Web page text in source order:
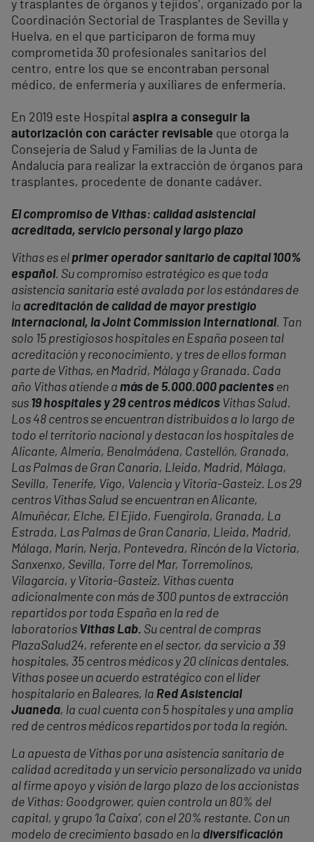
y trasplantes de órganos y tejidos’, organizado por la
Coordinación Sectorial de Trasplantes de Sevilla y
Huelva, en el que participaron de forma muy
comprometida 30 profesionales sanitarios del
centro, entre los que se encontraban personal
médico, de enfermería y auxiliares de enfermería.
En 2019 este Hospital aspira a conseguir la
autorización con carácter revisable que otorga la
Consejería de Salud y Familias de la Junta de
Andalucía para realizar la extracción de órganos para
trasplantes, procedente de donante cadáver.
El compromiso de Vithas: calidad asistencial
acreditada, servicio personal y largo plazo
Vithas es elprimer operador sanitario de capital 100%
español. Su compromiso estratégico es que toda
asistencia sanitaria esté avalada por los estándares de
la acreditación de calidad de mayor prestigio
internacional, la Joint Commission International. Tan
solo 15 prestigiosos hospitales en España poseen tal
acreditación y reconocimiento, y tres de ellos forman
parte de Vithas, en Madrid, Málaga y Granada. Cada
año Vithas atiende a más de 5.000.000 pacientes en
sus 19 hospitales y 29 centros médicos Vithas Salud.
Los 48 centros se encuentran distribuidos a lo largo de
todo el territorio nacional y destacan los hospitales de
Alicante, Almería, Benalmádena, Castellón, Granada,
Las Palmas de Gran Canaria, Lleida, Madrid, Málaga,
Sevilla, Tenerife, Vigo, Valencia y Vitoria-Gasteiz. Los 29
centros Vithas Salud se encuentran en Alicante,
Almuñécar, Elche, El Ejido, Fuengirola, Granada, La
Estrada, Las Palmas de Gran Canaria, Lleida, Madrid,
Málaga, Marín, Nerja, Pontevedra, Rincón de la Victoria,
Sanxenxo, Sevilla, Torre del Mar, Torremolinos,
Vilagarcía, y Vitoria-Gasteiz. Vithas cuenta
adicionalmente con más de 300 puntos de extracción
repartidos por toda España en la red de
laboratorios Vithas Lab. Su central de compras
PlazaSalud24, referente en el sector, da servicio a 39
hospitales, 35 centros médicos y 20 clínicas dentales.
Vithas posee un acuerdo estratégico con el líder
hospitalario en Baleares, la Red Asistencial
Juaneda, la cual cuenta con 5 hospitales y una amplia
red de centros médicos repartidos por toda la región.
La apuesta de Vithas por una asistencia sanitaria de
calidad acreditada y un servicio personalizado va unida
al firme apoyo y visión de largo plazo de los accionistas
de Vithas: Goodgrower, quien controla un 80% del
capital, y grupo ‘la Caixa’, con el 20% restante. Con un
modelo de crecimiento basado en la diversificación